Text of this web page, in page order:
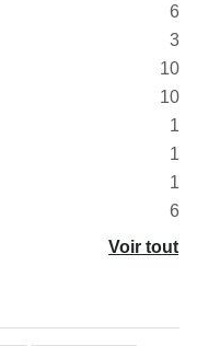
6
3
10
10
1
1
1
6
Voir tout